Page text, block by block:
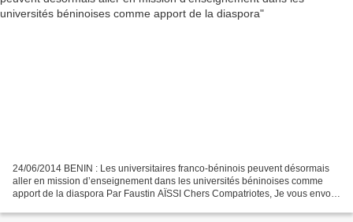
24/06/2014 BENIN : Les universitaires franco-béninois peuvent désormais
aller en mission d’enseignement dans les universités béninoises comme
apport de la diaspora Par Faustin AÏSSI Chers Compatriotes, Je vous envoie